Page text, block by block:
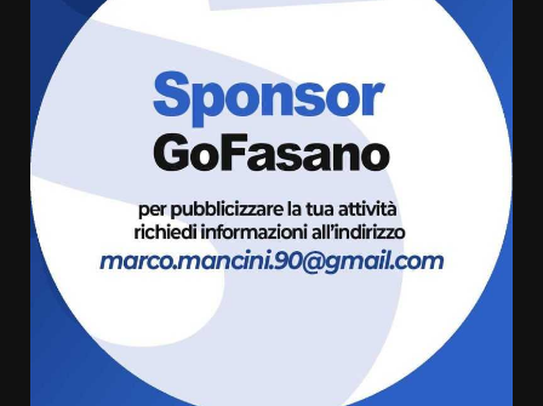
Politiche Giovanili e Mobilità
Sostenibile: premiati gli studenti
universitari del bando “La strada
giusta”
8 Agosto 2026 07:15
“I Contestatori: Musica di
Rivoluzione”: nuovo
appuntamento con “Fasano in
Banda”